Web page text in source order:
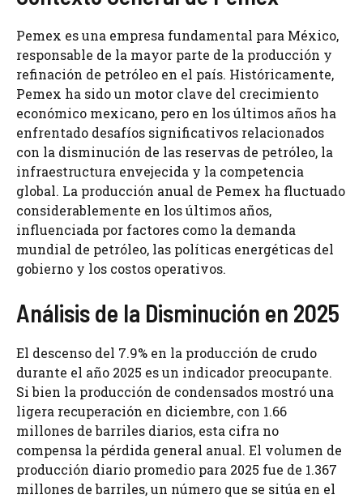
Pemex es una empresa fundamental para México,
responsable de la mayor parte de la producción y
refinación de petróleo en el país. Históricamente,
Pemex ha sido un motor clave del crecimiento
económico mexicano, pero en los últimos años ha
enfrentado desafíos significativos relacionados
con la disminución de las reservas de petróleo, la
infraestructura envejecida y la competencia
global. La producción anual de Pemex ha fluctuado
considerablemente en los últimos años,
influenciada por factores como la demanda
mundial de petróleo, las políticas energéticas del
gobierno y los costos operativos.
Análisis de la Disminución en 2025
El descenso del 7.9% en la producción de crudo
durante el año 2025 es un indicador preocupante.
Si bien la producción de condensados mostró una
ligera recuperación en diciembre, con 1.66
millones de barriles diarios, esta cifra no
compensa la pérdida general anual. El volumen de
producción diario promedio para 2025 fue de 1.367
millones de barriles, un número que se sitúa en el